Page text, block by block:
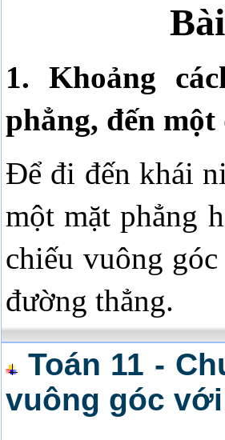
1. Khoảng
phẳng, đến
Để đi đến khái
một mặt phẳng
chiếu vuông
đường thẳng.
Toán 11 -
vuông góc